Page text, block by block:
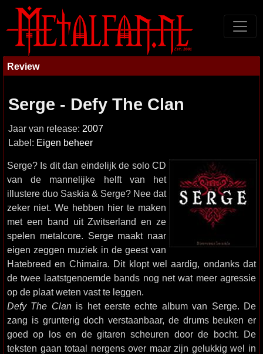
Review
Serge - Defy The Clan
Jaar van release: 2007
Label: Eigen beheer
Serge? Is dit dan eindelijk de solo CD
van de mannelijke helft van het
illustere duo Saskia & Serge? Nee dat
zeker niet. We hebben hier te maken
met een band uit Zwitserland en ze
spelen metalcore. Serge maakt naar
eigen zeggen muziek in de geest van
Hatebreed en Chimaira. Dit klopt wel aardig, ondanks dat
de twee laatstgenoemde bands nog net wat meer agressie
op de plaat weten vast te leggen.
Defy The Clanis het eerste echte album van Serge. De
zang is grunterig doch verstaanbaar, de drums beuken er
goed op los en de gitaren scheuren door de bocht. De
teksten gaan totaal nergens over maar zijn gelukkig wel in